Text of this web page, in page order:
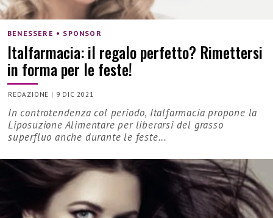
BENESSERE • SPONSOR
Italfarmacia: il regalo perfetto? Rimettersi
in forma per le feste!
REDAZIONE | 9 DIC 2021
In controtendenza col periodo, Italfarmacia propone la
Liposuzione Alimentare per liberarsi del grasso
superfluo anche durante le feste...